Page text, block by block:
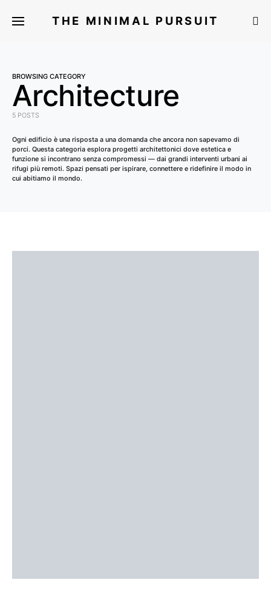
THE MINIMAL PURSUIT
BROWSING CATEGORY
Architecture
5 POSTS
Ogni edificio è una risposta a una domanda che ancora non sapevamo di
porci. Questa categoria esplora progetti architettonici dove estetica e
funzione si incontrano senza compromessi — dai grandi interventi urbani ai
rifugi più remoti. Spazi pensati per ispirare, connettere e ridefinire il modo in
cui abitiamo il mondo.